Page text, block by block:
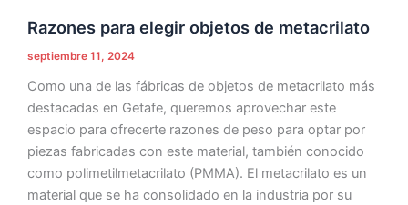
Razones para elegir objetos de metacrilato
septiembre 11, 2024
Como una de las fábricas de objetos de metacrilato más
destacadas en Getafe, queremos aprovechar este
espacio para ofrecerte razones de peso para optar por
piezas fabricadas con este material, también conocido
como polimetilmetacrilato (PMMA). El metacrilato es un
material que se ha consolidado en la industria por su